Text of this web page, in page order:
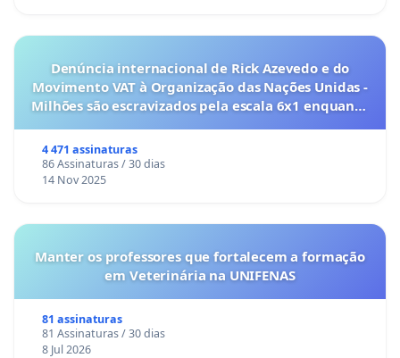
Denúncia internacional de Rick Azevedo e do
Movimento VAT à Organização das Nações Unidas -
Milhões são escravizados pela escala 6x1 enquanto
4 471 assinaturas
86 Assinaturas / 30 dias
14 Nov 2025
Manter os professores que fortalecem a formação
em Veterinária na UNIFENAS
81 assinaturas
81 Assinaturas / 30 dias
8 Jul 2026